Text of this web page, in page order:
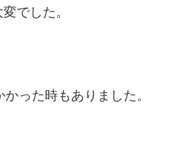
でした。
った時もありました。